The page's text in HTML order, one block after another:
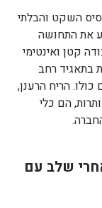
השקט והבלתי
את התחושה
קטן ואינטימי
רחב
הריח הרענן,
הם כלי
שלב עם